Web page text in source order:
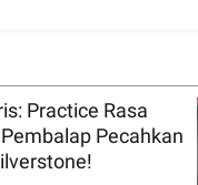
Practice Rasa
Pecahkan